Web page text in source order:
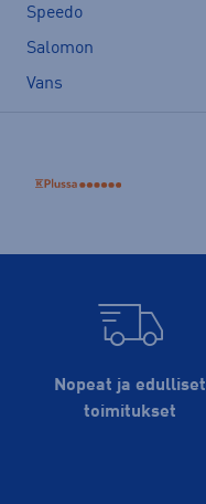
Speedo
Salomon
Vans
Nopeat ja edulliset
toimitukset